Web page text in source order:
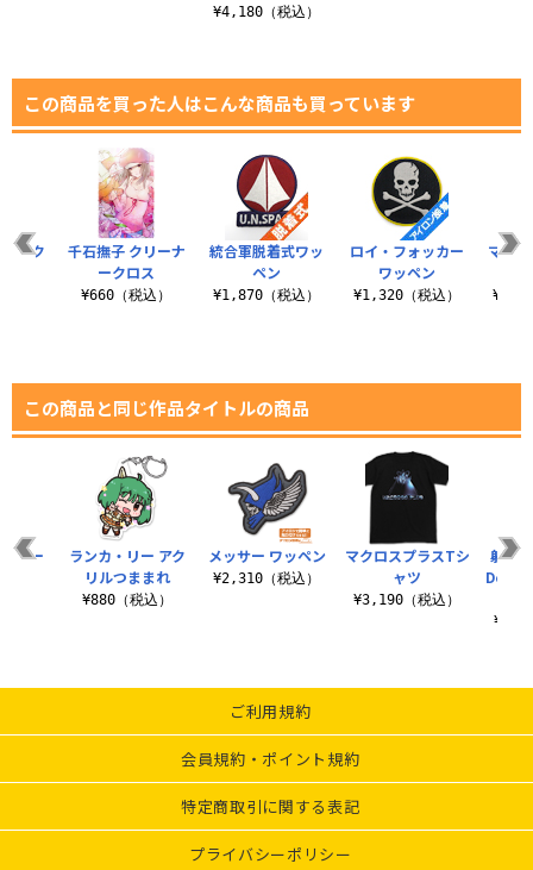
¥4,180（税込）
この商品を買った人はこんな商品も買っています
統合軍脱着式ワッ
ペン
¥1,870（税込）
ロイ・フォッカー
ワッペン
¥1,320（税込）
マク
ぎ ク
千石撫子 クリーナ
ークロス
¥660（税込）
この商品と同じ作品タイトルの商品
メッサー ワッペン
¥2,310（税込）
マクロスプラスTシ
ャツ
¥3,190（税込）
射手
Don’t
カー
ランカ・リー アク
リルつままれ
¥880（税込）
ご利用規約
会員規約・ポイント規約
特定商取引に関する表記
プライバシーポリシー